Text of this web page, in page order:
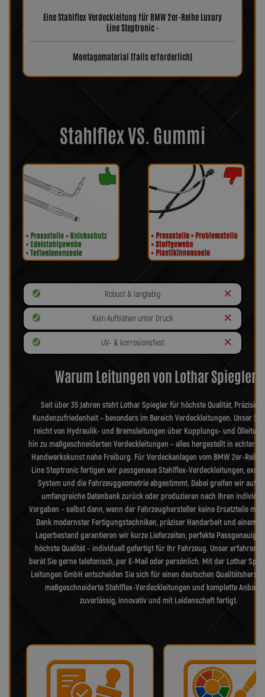
Eine Stahlflex Verdeckleitung für BMW 2er-Reihe Luxury
Line Steptronic -
Montagematerial (falls erforderlich)
Stahlflex VS. Gummi
Robust & langlebig
Kein Aufblähen unter Druck
UV- & korrosionsfest
Warum Leitungen von Lothar Spiegler?
Seit über 35 Jahren steht Lothar Spiegler für höchste Qualität, Präzision
Kundenzufriedenheit – besonders im Bereich Verdeckleitungen. Unser
reicht von Hydraulik- und Bremsleitungen über Kupplungs- und
hin zu maßgeschneiderten Verdeckleitungen – alles hergestellt in echter
Handwerkskunst nahe Freiburg. Für Verdeckanlagen vom BMW 2er-Reihe
Line Steptronic fertigen wir passgenaue Stahlflex-Verdeckleitungen,
System und die Fahrzeuggeometrie abgestimmt. Dabei greifen wir auf
umfangreiche Datenbank zurück oder produzieren nach Ihren
Vorgaben – selbst dann, wenn der Fahrzeughersteller keine Ersatzteile
Dank modernster Fertigungstechniken, präziser Handarbeit und einem
Lagerbestand garantieren wir kurze Lieferzeiten, perfekte
höchste Qualität – individuell gefertigt für Ihr Fahrzeug. Unser erfahrenes
berät Sie gerne telefonisch, per E-Mail oder persönlich. Mit der Lothar
Leitungen GmbH entscheiden Sie sich für einen deutschen
maßgeschneiderte Stahlflex-Verdeckleitungen und komplette
zuverlässig, innovativ und mit Leidenschaft fertigt.